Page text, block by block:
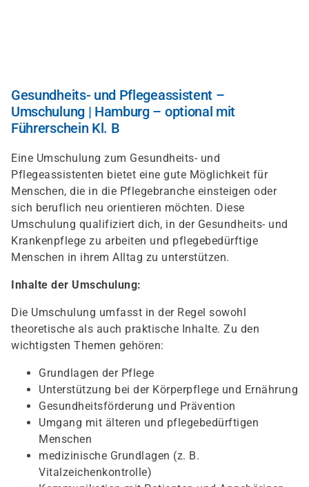
Gesundheits- und Pflegeassistent –
Umschulung | Hamburg – optional mit
Führerschein Kl. B
Eine Umschulung zum Gesundheits- und
Pflegeassistenten bietet eine gute Möglichkeit für
Menschen, die in die Pflegebranche einsteigen oder
sich beruflich neu orientieren möchten. Diese
Umschulung qualifiziert dich, in der Gesundheits- und
Krankenpflege zu arbeiten und pflegebedürftige
Menschen in ihrem Alltag zu unterstützen.
Inhalte der Umschulung:
Die Umschulung umfasst in der Regel sowohl
theoretische als auch praktische Inhalte. Zu den
wichtigsten Themen gehören:
Grundlagen der Pflege
Unterstützung bei der Körperpflege und Ernährung
Gesundheitsförderung und Prävention
Umgang mit älteren und pflegebedürftigen
Menschen
medizinische Grundlagen (z. B.
Vitalzeichenkontrolle)